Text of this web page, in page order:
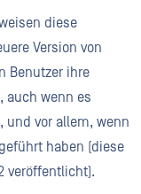
diese
Version von
Benutzer ihre
auch wenn es
und vor allem, wenn
haben (diese
veröffentlicht).